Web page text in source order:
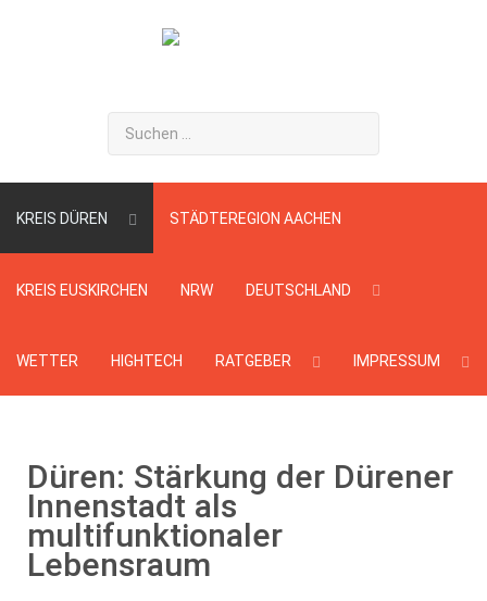
Suchen
...
KREIS DÜREN STÄDTEREGION AACHEN
KREIS EUSKIRCHEN NRW DEUTSCHLAND
WETTER HIGHTECH RATGEBER IMPRESSUM
Düren: Stärkung der Dürener
Innenstadt als
multifunktionaler
Lebensraum